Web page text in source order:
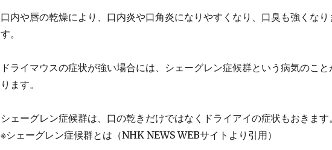
口内や唇の乾燥により、口内炎や口角炎になりやすくなり、口臭も強くなり
す。
ドライマウスの症状が強い場合には、シェーグレン症候群という病気のこと
ります。
シェーグレン症候群は、口の乾きだけではなくドライアイの症状もおきます。
※シェーグレン症候群とは（NHK NEWS WEBサイトより引用）